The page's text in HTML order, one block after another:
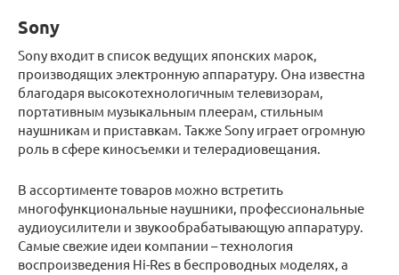
Sony
Sony входит в список ведущих японских марок,
производящих электронную аппаратуру. Она известна
благодаря высокотехнологичным телевизорам,
портативным музыкальным плеерам, стильным
наушникам и приставкам. Также Sony играет огромную
роль в сфере киносъемки и телерадиовещания.
В ассортименте товаров можно встретить
многофункциональные наушники, профессиональные
аудиоусилители и звукообрабатывающую аппаратуру.
Самые свежие идеи компании – технология
воспроизведения Hi-Res в беспроводных моделях, а